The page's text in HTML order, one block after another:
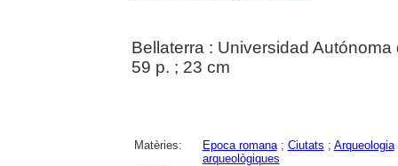
Bellaterra : Universidad
59 p. ; 23 cm
Matèries: Epoca romana; Ciutats ; Arqueologia
arqueològiques